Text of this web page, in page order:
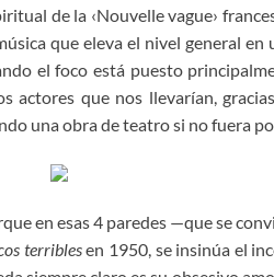
de la ‹Nouvelle vague›
que eleva el nivel general
el foco está puesto
actores que nos llevarían,
una obra de teatro si no fuera
en esas 4 paredes —que se
terriblesen 1950, se insinúa el